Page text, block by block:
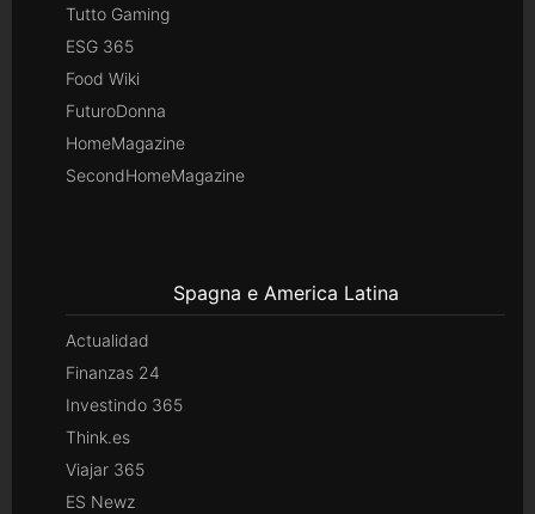
Tutto Gaming
ESG 365
Food Wiki
FuturoDonna
HomeMagazine
SecondHomeMagazine
Spagna e America Latina
Actualidad
Finanzas 24
Investindo 365
Think.es
Viajar 365
ES Newz